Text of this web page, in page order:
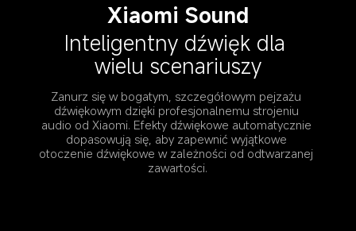
Xiaomi Sound
Inteligentny dźwięk dla
wielu scenariuszy
Zanurz się w bogatym, szczegółowym pejzażu
dźwiękowym dzięki profesjonalnemu strojeniu
audio od Xiaomi. Efekty dźwiękowe automatycznie
dopasowują się, aby zapewnić wyjątkowe
otoczenie dźwiękowe w zależności od odtwarzanej
zawartości.